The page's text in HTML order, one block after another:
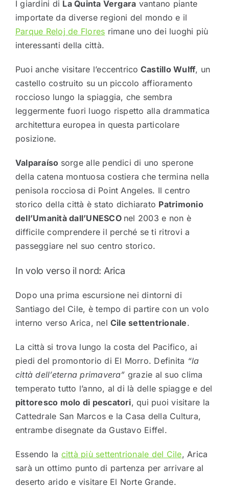
I giardini di La Quinta Vergara vantano piante
importate da diverse regioni del mondo e il
Parque Reloj de Flores rimane uno dei luoghi più
interessanti della città.
Puoi anche visitare l’eccentrico Castillo Wulff, un
castello costruito su un piccolo affioramento
roccioso lungo la spiaggia, che sembra
leggermente fuori luogo rispetto alla drammatica
architettura europea in questa particolare
posizione.
Valparaíso sorge alle pendici di uno sperone
della catena montuosa costiera che termina nella
penisola rocciosa di Point Angeles. Il centro
storico della città è stato dichiarato Patrimonio
dell’Umanità dall’UNESCO nel 2003 e non è
difficile comprendere il perché se ti ritrovi a
passeggiare nel suo centro storico.
In volo verso il nord: Arica
Dopo una prima escursione nei dintorni di
Santiago del Cile, è tempo di partire con un volo
interno verso Arica, nelCile settentrionale.
La città si trova lungo la costa del Pacifico, ai
piedi del promontorio di El Morro. Definita “la
città dell’eterna primavera” grazie al suo clima
temperato tutto l’anno, al di là delle spiagge e del
pittoresco molo di pescatori, qui puoi visitare la
Cattedrale San Marcos e la Casa della Cultura,
entrambe disegnate da Gustavo Eiffel.
Essendo la città più settentrionale del Cile, Arica
sarà un ottimo punto di partenza per arrivare al
deserto arido e visitare El Norte Grande.